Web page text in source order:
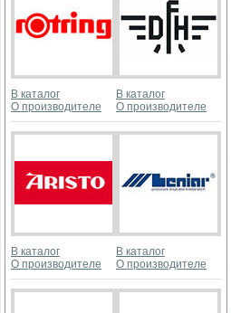
В каталог
О производителе
В каталог
О производителе
В каталог
О производителе
В каталог
О производителе